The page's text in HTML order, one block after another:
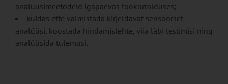
analüüsimeetodeid igapäevas töökorralduses;
kuidas ette valmistada kirjeldavat sensoorset
analüüsi, koostada hindamislehte, viia läbi testimisi ning
analüüsida tulemusi.